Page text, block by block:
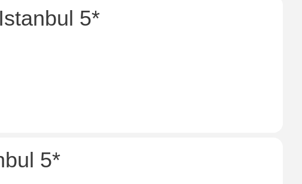
5*
5*